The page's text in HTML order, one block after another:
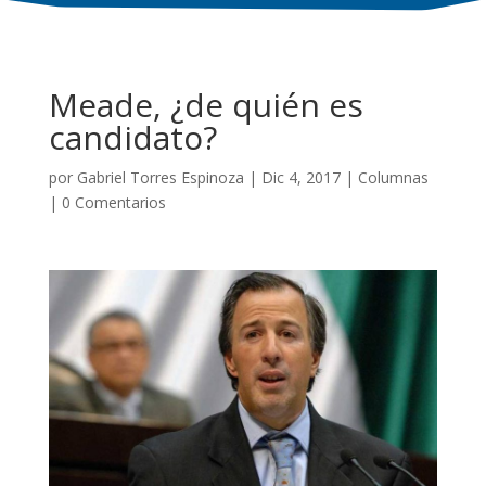
Meade, ¿de quién es
candidato?
por Gabriel Torres Espinoza | Dic 4, 2017| Columnas
| 0 Comentarios